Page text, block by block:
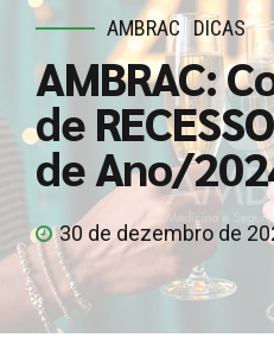
AMBRAC DICAS
AMBRAC:
de
de Ano/
30 de dezembro de